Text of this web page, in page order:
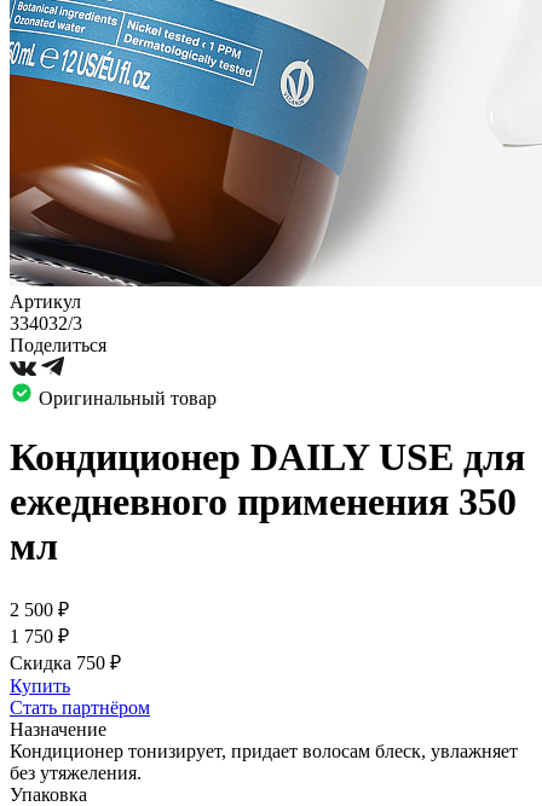
Артикул
334032/3
Поделиться
Оригинальный товар
Кондиционер DAILY USE для
ежедневного применения 350
мл
2 500 ₽
1 750 ₽
Скидка 750 ₽
Купить
Стать партнёром
Назначение
Кондиционер тонизирует, придает волосам блеск, увлажняет
без утяжеления.
Упаковка